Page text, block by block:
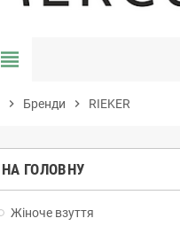
view_headline
chevron_right Бренди chevron_right RIEKER
НА ГОЛОВНУ
Жіноче взуття